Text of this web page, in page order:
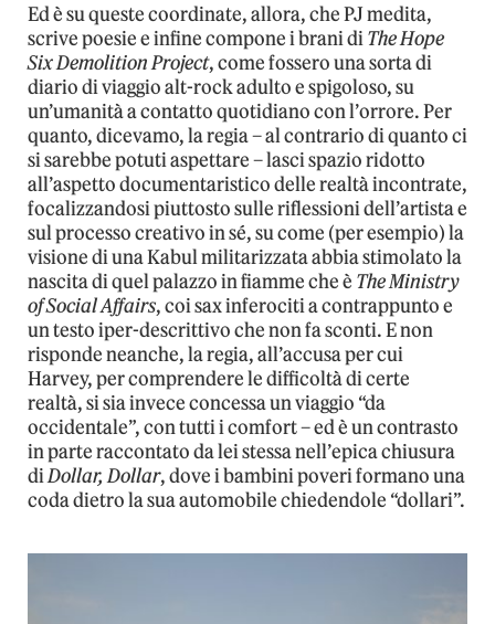
Ed è su queste coordinate, allora, che PJ medita,
scrive poesie e infine compone i brani diThe Hope
Six Demolition Project, come fossero una sorta di
diario di viaggio alt-rock adulto e spigoloso, su
un’umanità a contatto quotidiano con l’orrore. Per
quanto, dicevamo, la regia – al contrario di quanto ci
si sarebbe potuti aspettare – lasci spazio ridotto
all’aspetto documentaristico delle realtà incontrate,
focalizzandosi piuttosto sulle riflessioni dell’artista e
sul processo creativo in sé, su come (per esempio) la
visione di una Kabul militarizzata abbia stimolato la
nascita di quel palazzo in fiamme che è The Ministry
of Social Affairs, coi sax inferociti a contrappunto e
un testo iper-descrittivo che non fa sconti. E non
risponde neanche, la regia, all’accusa per cui
Harvey, per comprendere le difficoltà di certe
realtà, si sia invece concessa un viaggio “da
occidentale”, con tutti i comfort – ed è un contrasto
in parte raccontato da lei stessa nell’epica chiusura
diDollar, Dollar, dove i bambini poveri formano una
coda dietro la sua automobile chiedendole “dollari”.